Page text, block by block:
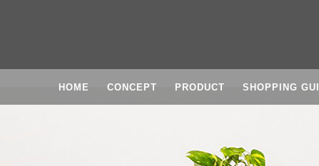
HOME CONCEPT PRODUCT SHOPPING